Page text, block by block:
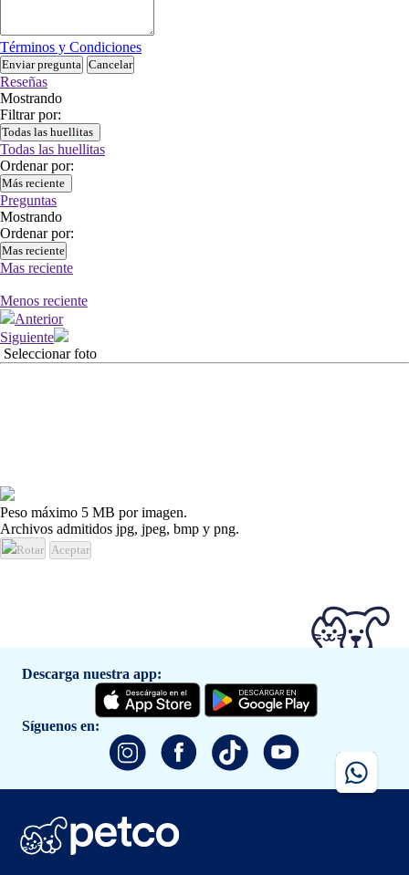
Términos y Condiciones
Enviar pregunta Cancelar
Reseñas
Mostrando
Filtrar por:
Todas las huellitas
Todas las huellitas
Ordenar por:
Más reciente
Preguntas
Mostrando
Ordenar por:
Mas reciente
Mas reciente
Menos reciente
Anterior
Siguiente
Seleccionar foto
Peso máximo 5 MB por imagen.
Archivos admitidos jpg, jpeg, bmp y png.
Rotar Aceptar
Descarga nuestra app:
Síguenos en: